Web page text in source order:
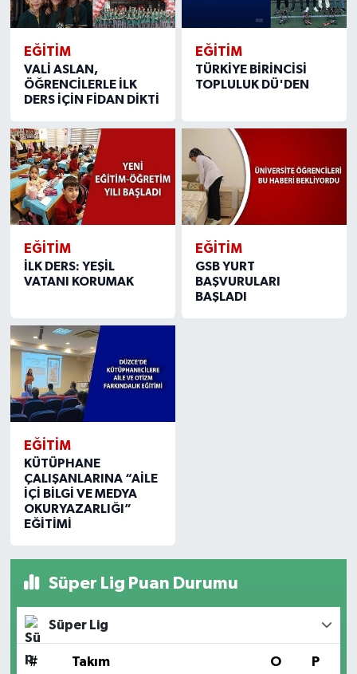
EĞİTİM
VALİ ASLAN,
ÖĞRENCİLERLE İLK
DERS İÇİN FİDAN DİKTİ
EĞİTİM
TÜRKİYE BİRİNCİSİ
TOPLULUK DÜ'DEN
EĞİTİM
İLK DERS: YEŞİL
VATANI KORUMAK
EĞİTİM
GSB YURT
BAŞVURULARI
BAŞLADI
EĞİTİM
KÜTÜPHANE
ÇALIŞANLARINA “AİLE
İÇİ BİLGİ VE MEDYA
OKURYAZARLIĞI”
EĞİTİMİ
Süper Lig Puan Durumu
Süper Lig
# Takım O P